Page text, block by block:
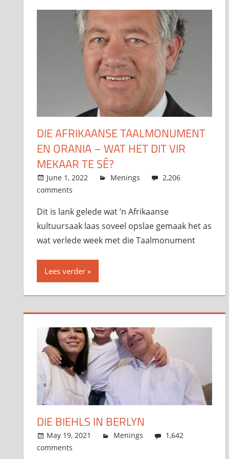
DIE AFRIKAANSE TAALMONUMENT
EN ORANIA – WAT HET DIT VIR
MEKAAR TE SÊ?
June 1, 2022 admin
Menings
2,206
comments
Dit is lank gelede wat ’n Afrikaanse
kultuursaak laas soveel opslae gemaak het as
wat verlede week met die Taalmonument
Lees verder
DIE BIEHLS IN BERLYN
May 19, 2021 admin
Menings
1,642
comments